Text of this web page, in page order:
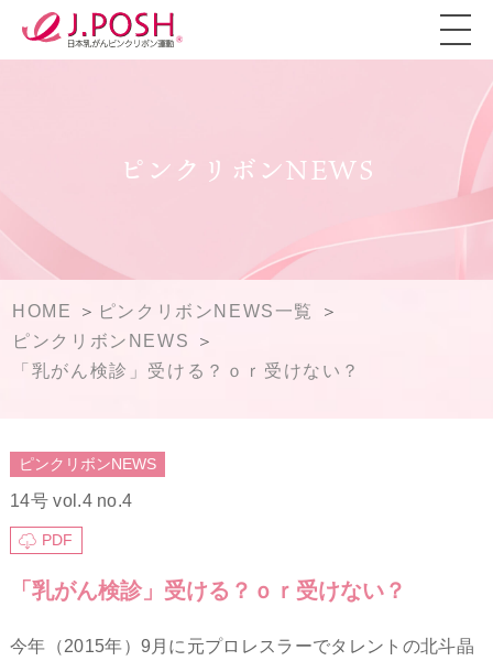
ピンクリボンNEWS
HOME
ピンクリボンNEWS一覧
ピンクリボンNEWS
「乳がん検診」受ける？ｏｒ受けない？
ピンクリボンNEWS
14号 vol.4 no.4
PDF
「乳がん検診」受ける？ｏｒ受けない？
今年（2015年）9月に元プロレスラーでタレントの北斗晶